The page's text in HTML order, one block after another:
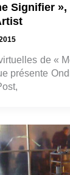
Signifier
de «
présente